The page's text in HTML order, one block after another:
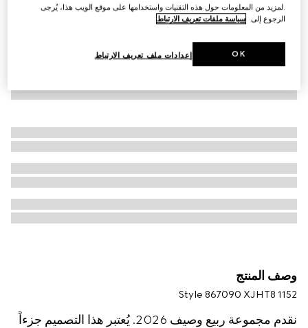
وصف المنتج
Style ‎867090 XJHT8 1152
نقدم مجموعة ربيع وصيف 2026. يُعتبر هذا التصميم جزءاً
.لمزيد من المعلومات حول هذه التقنيات واستخدامها على موقع الويب هذا، يُرجى
الرجوع إلى سياسة ملفات تعريف الارتباط
إعدادات ملف تعريف الارتباط OK